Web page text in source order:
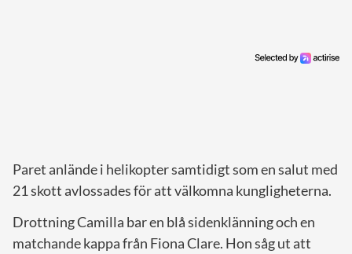
Paret anlände i helikopter samtidigt som en salut med
21 skott avlossades för att välkomna kungligheterna.
Drottning Camilla bar en blå sidenklänning och en
matchande kappa från Fiona Clare. Hon såg ut att